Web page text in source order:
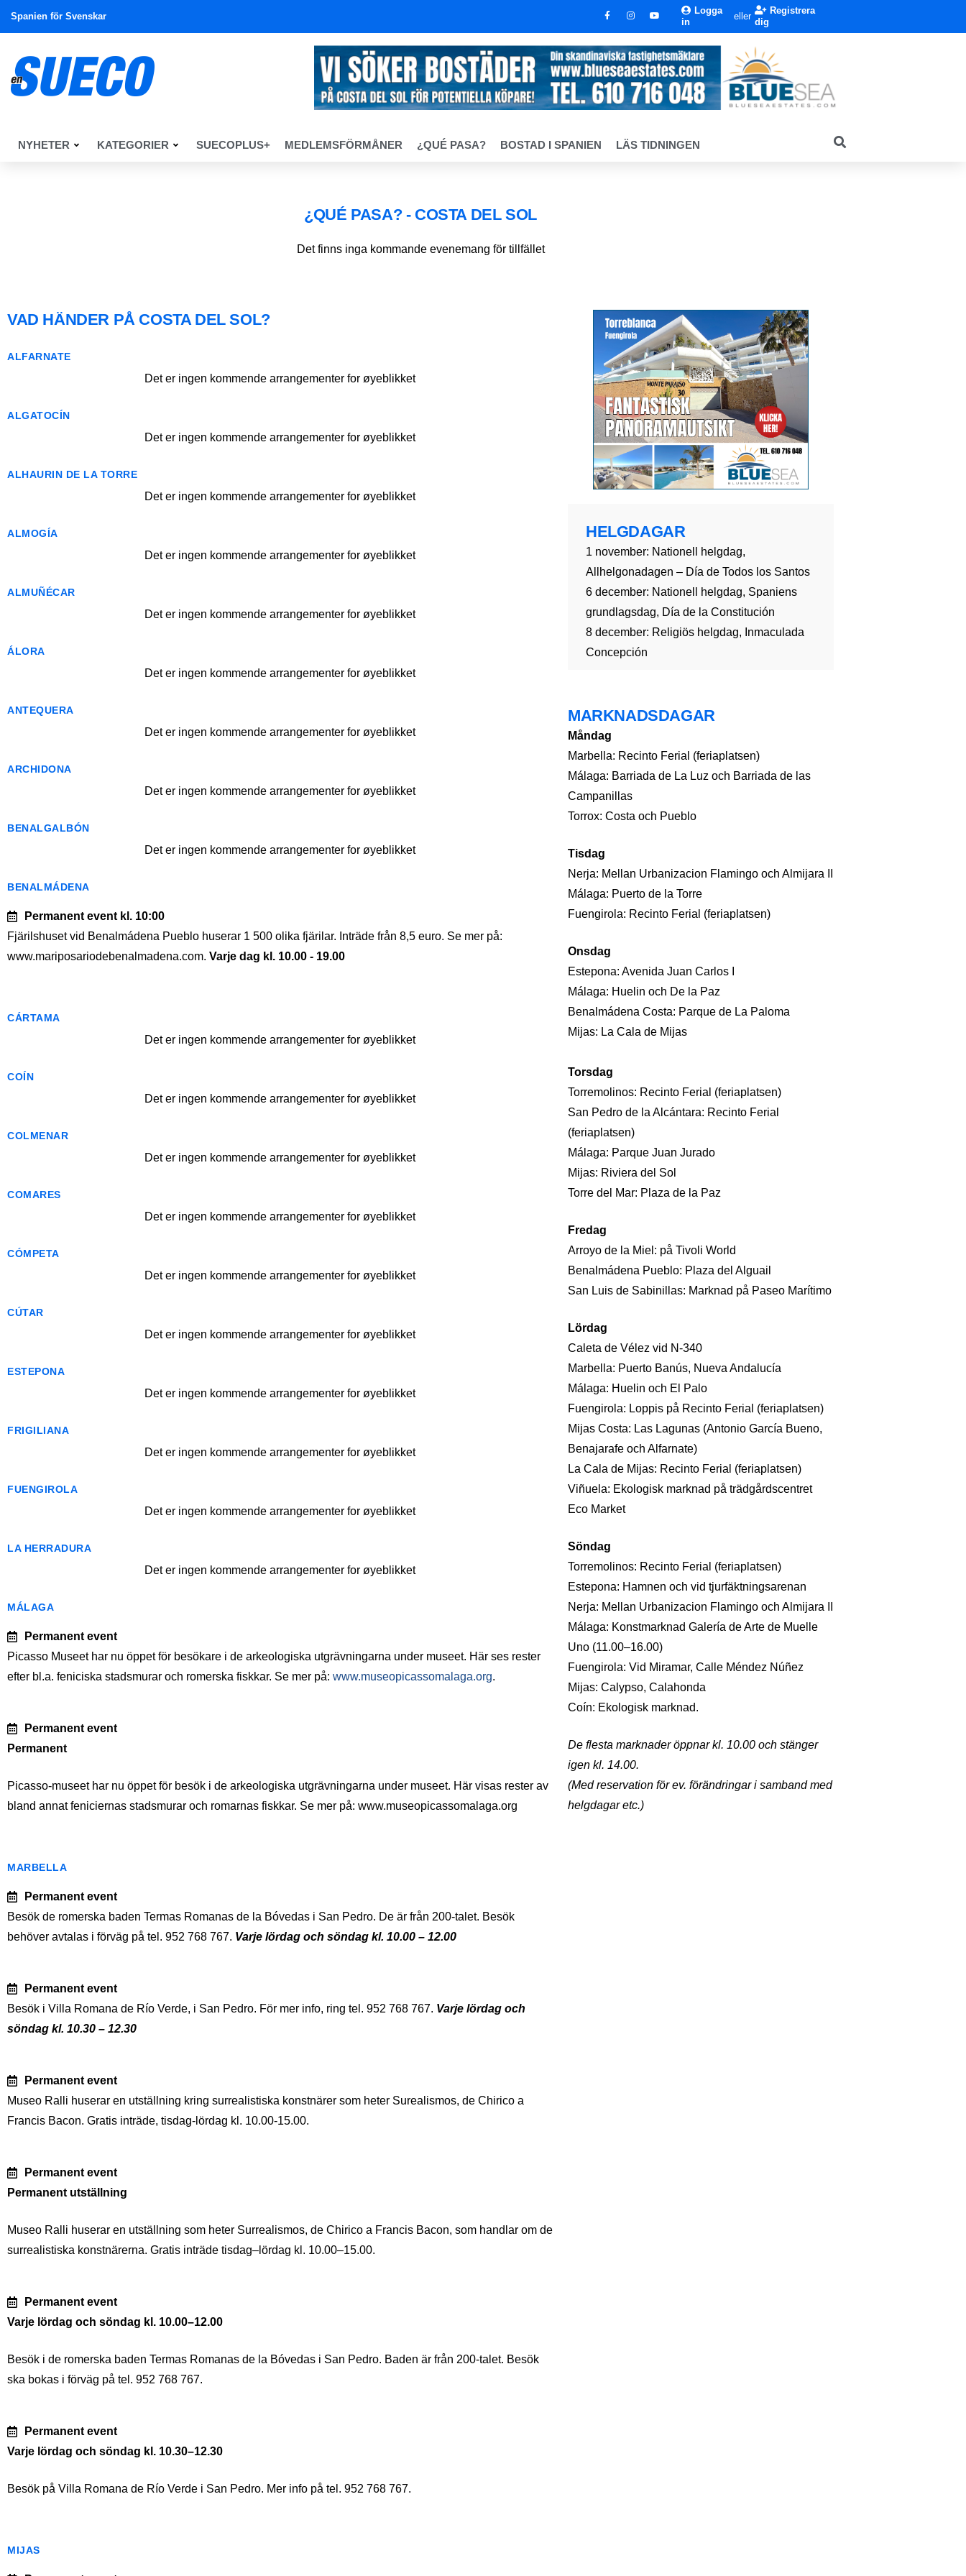
Spanien för Svenskar
Logga
in
eller
Registrera
dig
NYHETER KATEGORIER SUECOPLUS+ MEDLEMSFÖRMÅNER ¿QUÉ PASA? BOSTAD I SPANIEN LÄS TIDNINGEN
¿QUÉ PASA? - COSTA DEL SOL
Det finns inga kommande evenemang för tillfället
VAD HÄNDER PÅ COSTA DEL SOL?
ALFARNATE
Det er ingen kommende arrangementer for øyeblikket
ALGATOCÍN
Det er ingen kommende arrangementer for øyeblikket
ALHAURIN DE LA TORRE
Det er ingen kommende arrangementer for øyeblikket
ALMOGÍA
Det er ingen kommende arrangementer for øyeblikket
ALMUÑÉCAR
Det er ingen kommende arrangementer for øyeblikket
ÁLORA
Det er ingen kommende arrangementer for øyeblikket
ANTEQUERA
Det er ingen kommende arrangementer for øyeblikket
ARCHIDONA
Det er ingen kommende arrangementer for øyeblikket
BENALGALBÓN
Det er ingen kommende arrangementer for øyeblikket
BENALMÁDENA
Permanent event kl. 10:00
Fjärilshuset vid Benalmádena Pueblo huserar 1 500 olika fjärilar. Inträde från 8,5 euro. Se mer på:
www.mariposariodebenalmadena.com. Varje dag kl. 10.00 - 19.00
CÁRTAMA
Det er ingen kommende arrangementer for øyeblikket
COÍN
Det er ingen kommende arrangementer for øyeblikket
COLMENAR
Det er ingen kommende arrangementer for øyeblikket
COMARES
Det er ingen kommende arrangementer for øyeblikket
CÓMPETA
Det er ingen kommende arrangementer for øyeblikket
CÚTAR
Det er ingen kommende arrangementer for øyeblikket
ESTEPONA
Det er ingen kommende arrangementer for øyeblikket
FRIGILIANA
Det er ingen kommende arrangementer for øyeblikket
FUENGIROLA
Det er ingen kommende arrangementer for øyeblikket
LA HERRADURA
Det er ingen kommende arrangementer for øyeblikket
MÁLAGA
Permanent event
Picasso Museet har nu öppet för besökare i de arkeologiska utgrävningarna under museet. Här ses rester
efter bl.a. feniciska stadsmurar och romerska fiskkar. Se mer på: www.museopicassomalaga.org.
Permanent event
Permanent
Picasso-museet har nu öppet för besök i de arkeologiska utgrävningarna under museet. Här visas rester av
bland annat feniciernas stadsmurar och romarnas fiskkar. Se mer på: www.museopicassomalaga.org
MARBELLA
Permanent event
Besök de romerska baden Termas Romanas de la Bóvedas i San Pedro. De är från 200-talet. Besök
behöver avtalas i förväg på tel. 952 768 767. Varje lördag och söndag kl. 10.00 – 12.00
Permanent event
Besök i Villa Romana de Río Verde, i San Pedro. För mer info, ring tel. 952 768 767. Varje lördag och
söndag kl. 10.30 – 12.30
Permanent event
Museo Ralli huserar en utställning kring surrealistiska konstnärer som heter Surealismos, de Chirico a
Francis Bacon. Gratis inträde, tisdag-lördag kl. 10.00-15.00.
Permanent event
Permanent utställning
Museo Ralli huserar en utställning som heter Surrealismos, de Chirico a Francis Bacon, som handlar om de
surrealistiska konstnärerna. Gratis inträde tisdag–lördag kl. 10.00–15.00.
Permanent event
Varje lördag och söndag kl. 10.00–12.00
Besök i de romerska baden Termas Romanas de la Bóvedas i San Pedro. Baden är från 200-talet. Besök
ska bokas i förväg på tel. 952 768 767.
Permanent event
Varje lördag och söndag kl. 10.30–12.30
Besök på Villa Romana de Río Verde i San Pedro. Mer info på tel. 952 768 767.
MIJAS
HELGDAGAR
1 november: Nationell helgdag,
Allhelgonadagen – Día de Todos los Santos
6 december: Nationell helgdag, Spaniens
grundlagsdag, Día de la Constitución
8 december: Religiös helgdag, Inmaculada
Concepción
MARKNADSDAGAR
Måndag
Marbella: Recinto Ferial (feriaplatsen)
Málaga: Barriada de La Luz och Barriada de las
Campanillas
Torrox: Costa och Pueblo
Tisdag
Nerja: Mellan Urbanizacion Flamingo och Almijara II
Málaga: Puerto de la Torre
Fuengirola: Recinto Ferial (feriaplatsen)
Onsdag
Estepona: Avenida Juan Carlos I
Málaga: Huelin och De la Paz
Benalmádena Costa: Parque de La Paloma
Mijas: La Cala de Mijas
Torsdag
Torremolinos: Recinto Ferial (feriaplatsen)
San Pedro de la Alcántara: Recinto Ferial
(feriaplatsen)
Málaga: Parque Juan Jurado
Mijas: Riviera del Sol
Torre del Mar: Plaza de la Paz
Fredag
Arroyo de la Miel: på Tivoli World
Benalmádena Pueblo: Plaza del Alguail
San Luis de Sabinillas: Marknad på Paseo Marítimo
Lördag
Caleta de Vélez vid N-340
Marbella: Puerto Banús, Nueva Andalucía
Málaga: Huelin och El Palo
Fuengirola: Loppis på Recinto Ferial (feriaplatsen)
Mijas Costa: Las Lagunas (Antonio García Bueno,
Benajarafe och Alfarnate)
La Cala de Mijas: Recinto Ferial (feriaplatsen)
Viñuela: Ekologisk marknad på trädgårdscentret
Eco Market
Söndag
Torremolinos: Recinto Ferial (feriaplatsen)
Estepona: Hamnen och vid tjurfäktningsarenan
Nerja: Mellan Urbanizacion Flamingo och Almijara II
Málaga: Konstmarknad Galería de Arte de Muelle
Uno (11.00–16.00)
Fuengirola: Vid Miramar, Calle Méndez Núñez
Mijas: Calypso, Calahonda
Coín: Ekologisk marknad.
De flesta marknader öppnar kl. 10.00 och stänger
igen kl. 14.00.
(Med reservation för ev. förändringar i samband med
helgdagar etc.)